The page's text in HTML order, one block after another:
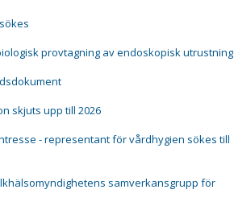
provtagning av endoskopisk utrustning
skjuts upp till 2026
- representant för vårdhygien sökes till
samverkansgrupp för